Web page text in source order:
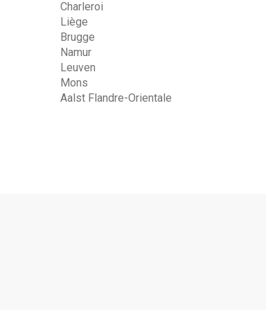
Charleroi
Liège
Brugge
Namur
Leuven
Mons
Aalst Flandre-Orientale